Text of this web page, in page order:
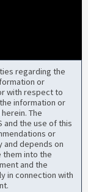
regarding the
or
with respect to
information or
The
and the use of this
or
and depends on
into the
and the
in connection with